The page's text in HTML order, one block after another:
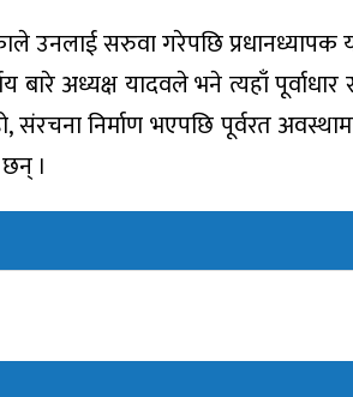
उनलाई सरुवा गरेपछि प्रधानध्यापक
बारे अध्यक्ष यादवले भने त्यहाँ
संरचना निर्माण भएपछि पूर्वरत
।